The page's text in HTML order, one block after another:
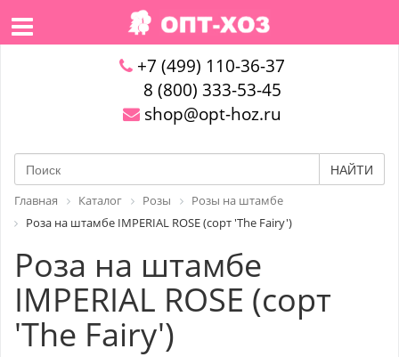
+7 (499) 110-36-37
8 (800) 333-53-45
shop@opt-hoz.ru
НАЙТИ
Главная Каталог Розы
Розы на штамбе
Роза на штамбе IMPERIAL ROSE (сорт 'The Fairy')
Роза на штамбе
IMPERIAL ROSE (сорт
'The Fairy')